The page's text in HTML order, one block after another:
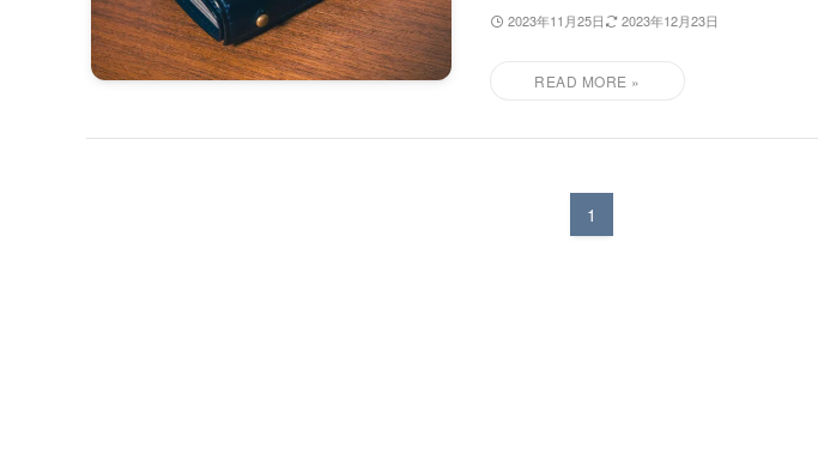
2023年11月25日 2023年12月23日
1